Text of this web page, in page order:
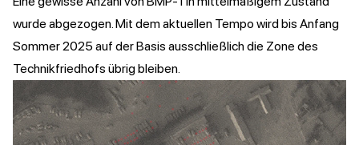
wurde abgezogen. Mit dem aktuellen Tempo wird bis Anfang
Sommer 2025 auf der Basis ausschließlich die Zone des
Technikfriedhofs übrig bleiben.